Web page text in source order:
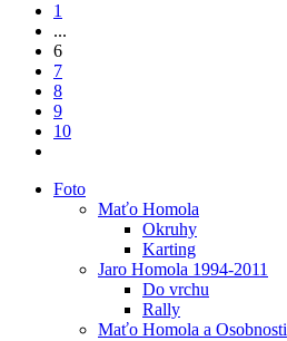
1
...
6
7
8
9
10
Foto
Maťo Homola
Okruhy
Karting
Jaro Homola 1994-2011
Do vrchu
Rally
Maťo Homola a Osobnosti